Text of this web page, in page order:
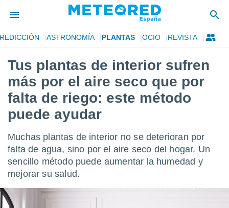
de
por
para
la
que se
calidad.
las
y
forma
digital
ASTRONOMÍA PLANTAS OCIO REVISTA
Tus plantas de interior sufren
más por el aire seco que por
falta de riego: este método
puede ayudar
Muchas plantas de interior no se deterioran por
falta de agua, sino por el aire seco del hogar. Un
sencillo método puede aumentar la humedad y
mejorar su salud.